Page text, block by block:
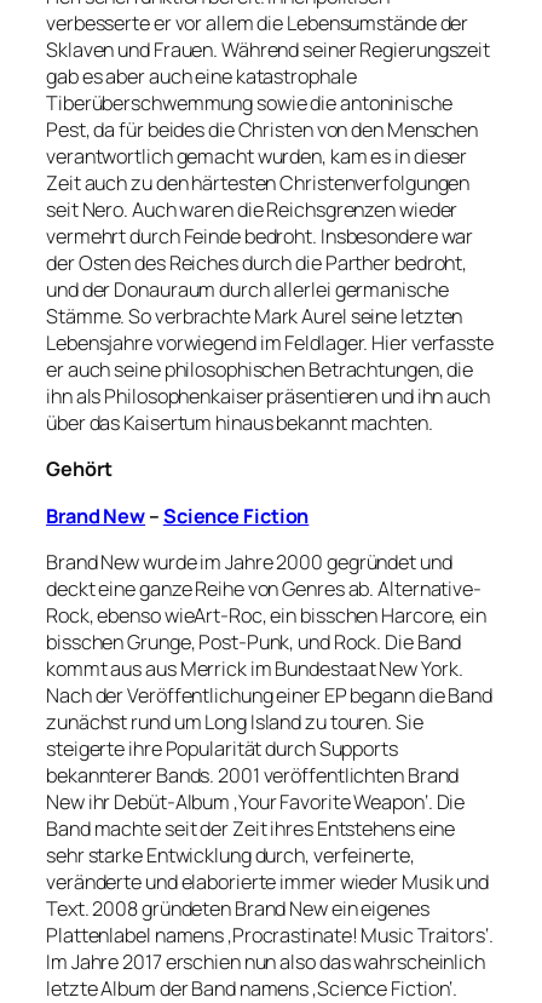
verbesserte er vor allem die Lebensumstände der
Sklaven und Frauen. Während seiner Regierungszeit
gab es aber auch eine katastrophale
Tiberüberschwemmung sowie die antoninische
Pest, da für beides die Christen von den Menschen
verantwortlich gemacht wurden, kam es in dieser
Zeit auch zu den härtesten Christenverfolgungen
seit Nero. Auch waren die Reichsgrenzen wieder
vermehrt durch Feinde bedroht. Insbesondere war
der Osten des Reiches durch die Parther bedroht,
und der Donauraum durch allerlei germanische
Stämme. So verbrachte Mark Aurel seine letzten
Lebensjahre vorwiegend im Feldlager. Hier verfasste
er auch seine philosophischen Betrachtungen, die
ihn als Philosophenkaiser präsentieren und ihn auch
über das Kaisertum hinaus bekannt machten.
Gehört
Brand New–Science Fiction
Brand New wurde im Jahre 2000 gegründet und
deckt eine ganze Reihe von Genres ab. Alternative-
Rock, ebenso wieArt-Roc, ein bisschen Harcore, ein
bisschen Grunge, Post-Punk, und Rock. Die Band
kommt aus aus Merrick im Bundestaat New York.
Nach der Veröffentlichung einer EP begann die Band
zunächst rund um Long Island zu touren. Sie
steigerte ihre Popularität durch Supports
bekannterer Bands. 2001 veröffentlichten Brand
New ihr Debüt-Album ‚Your Favorite Weapon‘. Die
Band machte seit der Zeit ihres Entstehens eine
sehr starke Entwicklung durch, verfeinerte,
veränderte und elaborierte immer wieder Musik und
Text. 2008 gründeten Brand New ein eigenes
Plattenlabel namens ‚Procrastinate! Music Traitors‘.
Im Jahre 2017 erschien nun also das wahrscheinlich
letzte Album der Band namens ‚Science Fiction‘.